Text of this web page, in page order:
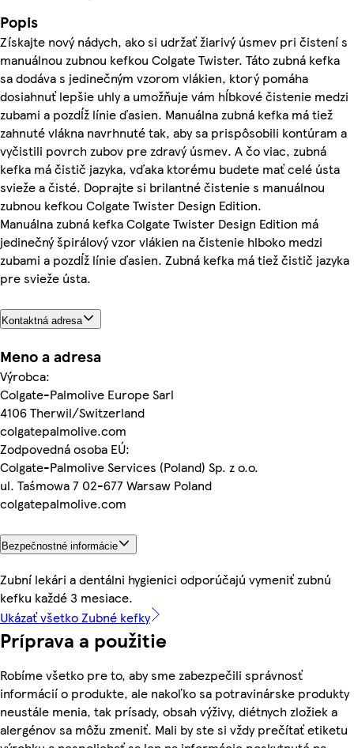
Popis
Získajte nový nádych, ako si udržať žiarivý úsmev pri čistení s
manuálnou zubnou kefkou Colgate Twister. Táto zubná kefka
sa dodáva s jedinečným vzorom vlákien, ktorý pomáha
dosiahnuť lepšie uhly a umožňuje vám hĺbkové čistenie medzi
zubami a pozdĺž línie ďasien. Manuálna zubná kefka má tiež
zahnuté vlákna navrhnuté tak, aby sa prispôsobili kontúram a
vyčistili povrch zubov pre zdravý úsmev. A čo viac, zubná
kefka má čistič jazyka, vďaka ktorému budete mať celé ústa
svieže a čisté. Doprajte si brilantné čistenie s manuálnou
zubnou kefkou Colgate Twister Design Edition.
Manuálna zubná kefka Colgate Twister Design Edition má
jedinečný špirálový vzor vlákien na čistenie hlboko medzi
zubami a pozdĺž línie ďasien. Zubná kefka má tiež čistič jazyka
pre svieže ústa.
Kontaktná adresa
Meno a adresa
Výrobca:
Colgate-Palmolive Europe Sarl
4106 Therwil/Switzerland
colgatepalmolive.com
Zodpovedná osoba EÚ:
Colgate-Palmolive Services (Poland) Sp. z o.o.
ul. Taśmowa 7 02-677 Warsaw Poland
colgatepalmolive.com
Bezpečnostné informácie
Zubní lekári a dentálni hygienici odporúčajú vymeniť zubnú
kefku každé 3 mesiace.
Ukázať všetko Zubné kefky
Príprava a použitie
Robíme všetko pre to, aby sme zabezpečili správnosť
informácií o produkte, ale nakoľko sa potravinárske produkty
neustále menia, tak prísady, obsah výživy, diétnych zložiek a
alergénov sa môžu zmeniť. Mali by ste si vždy prečítať etiketu